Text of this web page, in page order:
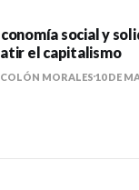
social y
el capitalismo
COLÓN MORALES 10 DE